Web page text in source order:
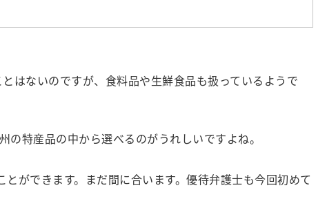
はないのですが、食料品や生鮮食品も扱っているようで
特産品の中から選べるのがうれしいですよね。
ができます。まだ間に合います。優待弁護士も今回初めて